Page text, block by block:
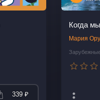
339 ₽
Когда
Мария